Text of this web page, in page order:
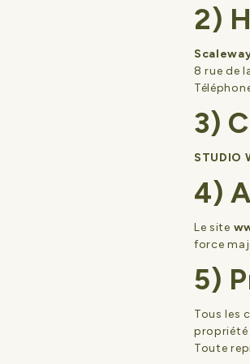
2)
8 rue de
3)
STUDIO
4)
Le site
force
5)
Tous les
propriété
Toute